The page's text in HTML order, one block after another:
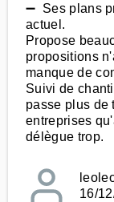
➖ Ses plans
actuel.
Propose
propositions
manque de
Suivi de
passe plus de
entreprises
délègue trop.
16/